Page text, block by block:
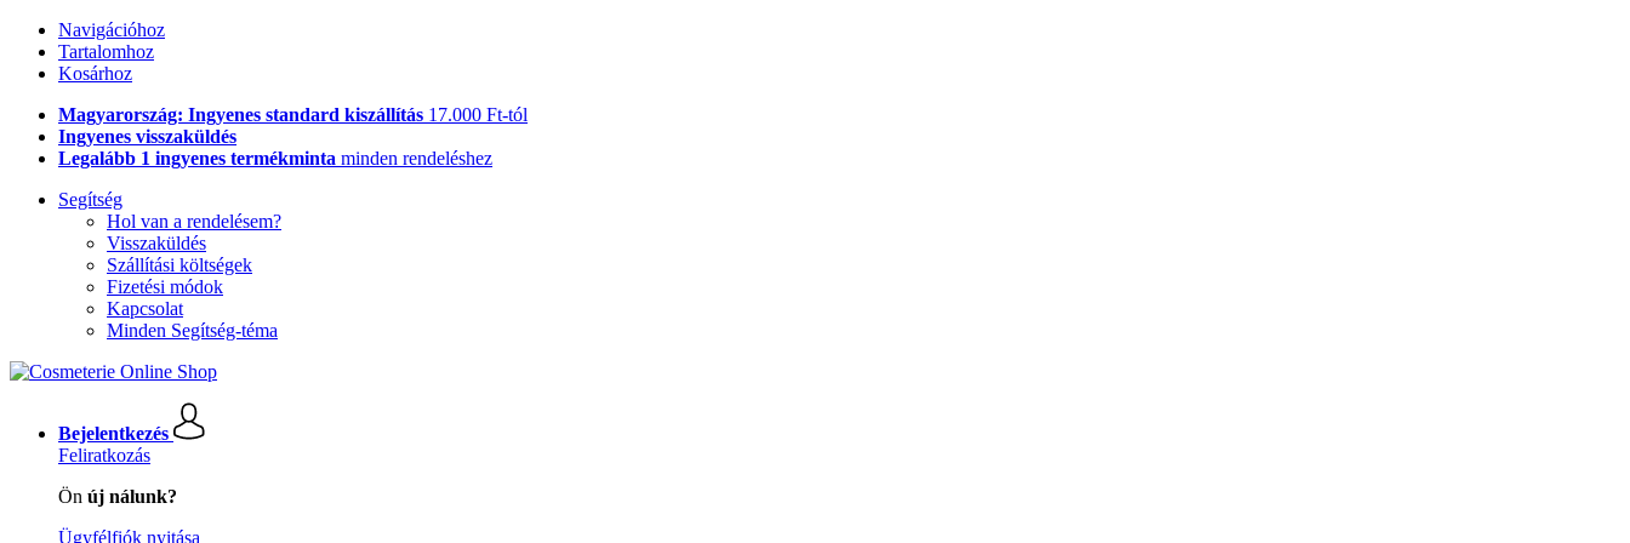
Navigációhoz
Tartalomhoz
Kosárhoz
Magyarország: Ingyenes standard kiszállítás 17.000 Ft-tól
Ingyenes visszaküldés
Legalább 1 ingyenes termékminta minden rendeléshez
Segítség
Hol van a rendelésem?
Visszaküldés
Szállítási költségek
Fizetési módok
Kapcsolat
Minden Segítség-téma
Bejelentkezés
Feliratkozás
Ön új nálunk?
Ügyfélfiók nyitása